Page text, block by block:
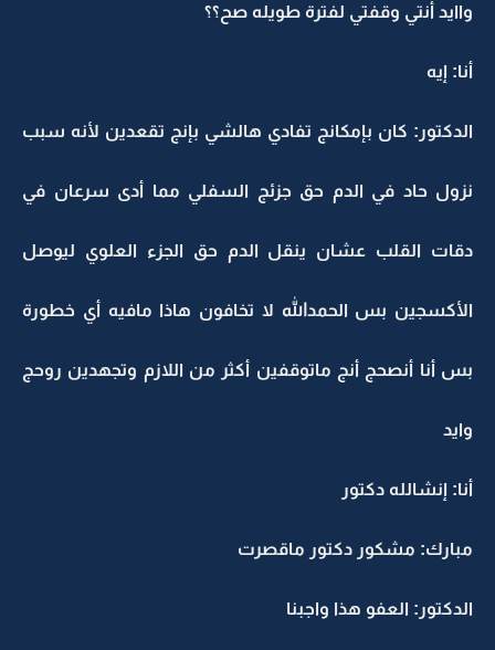
واايد أنتي وقفتي لفترة طويله صح؟؟
أنا: إيه
الدكتور: كان بإمكانج تفادي هالشي بإنج تقعدين لأنه سبب
نزول حاد في الدم حق جزئج السفلي مما أدى سرعان في
دقات القلب عشان ينقل الدم حق الجزء العلوي ليوصل
الأكسجين بس الحمدالله لا تخافون هاذا مافيه أي خطورة
بس أنا أنصحج أنج ماتوقفين أكثر من اللازم وتجهدين روحج
وايد
أنا: إنشالله دكتور
مبارك: مشكور دكتور ماقصرت
الدكتور: العفو هذا واجبنا